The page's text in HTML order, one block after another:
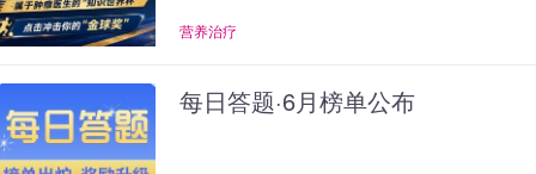
营养治疗
每日答题·6月榜单公布